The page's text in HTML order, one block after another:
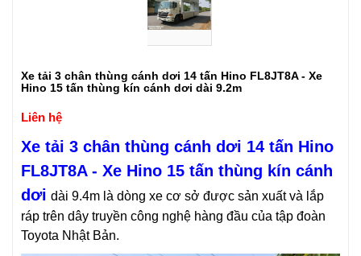
Xe tải 3 chân thùng cánh dơi 14 tấn Hino FL8JT8A - Xe
Hino 15 tấn thùng kín cánh dơi dài 9.2m
Liên hệ
Xe tải 3 chân thùng cánh dơi 14 tấn Hino
FL8JT8A - Xe Hino 15 tấn thùng kín cánh
dơi dài 9.4m là dòng xe cơ sở được sản xuất và lắp
ráp trên dây truyền công nghệ hàng đầu của tập đoàn
Toyota Nhật Bản.